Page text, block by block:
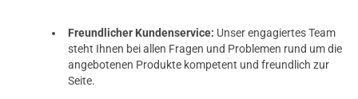
Freundlicher Kundenservice: Unser engagiertes Team
steht Ihnen bei allen Fragen und Problemen rund um die
angebotenen Produkte kompetent und freundlich zur
Seite.